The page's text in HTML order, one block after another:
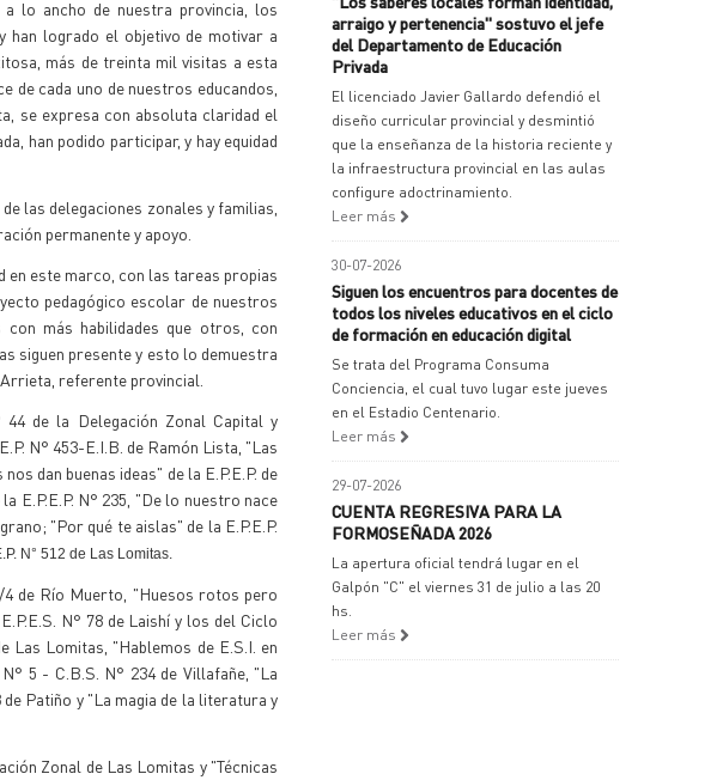
lo ancho de nuestra provincia, los
han logrado el objetivo de motivar a
más de treinta mil visitas a esta
de cada uno de nuestros educandos,
se expresa con absoluta claridad el
han podido participar, y hay equidad
las delegaciones zonales y familias,
permanente y apoyo.
en este marco, con las tareas propias
pedagógico escolar de nuestros
más habilidades que otros, con
siguen presente y esto lo demuestra
referente provincial.
de la Delegación Zonal Capital y
N° 453-E.I.B. de Ramón Lista, "Las
dan buenas ideas" de la E.P.E.P. de
E.P.E.P. N° 235, "De lo nuestro nace
"Por qué te aislas" de la E.P.E.P.
N° 512 de Las Lomitas.
de Río Muerto, "Huesos rotos pero
N° 78 de Laishí y los del Ciclo
Las Lomitas, "Hablemos de E.S.I. en
5 - C.B.S. N° 234 de Villafañe, "La
Patiño y "La magia de la literatura y
Zonal de Las Lomitas y "Técnicas
arraigo y pertenencia" sostuvo el jefe
del Departamento de Educación
Privada
El licenciado Javier Gallardo defendió el
diseño curricular provincial y desmintió
que la enseñanza de la historia reciente y
la infraestructura provincial en las aulas
configure adoctrinamiento.
Leer más
30-07-2026
Siguen los encuentros para docentes de
todos los niveles educativos en el ciclo
de formación en educación digital
Se trata del Programa Consuma
Conciencia, el cual tuvo lugar este jueves
en el Estadio Centenario.
Leer más
29-07-2026
CUENTA REGRESIVA PARA LA
FORMOSEÑADA 2026
La apertura oficial tendrá lugar en el
Galpón "C" el viernes 31 de julio a las 20
hs.
Leer más